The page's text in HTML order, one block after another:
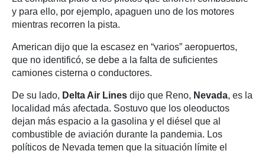
y para ello, por ejemplo, apaguen uno de los motores
mientras recorren la pista.
American dijo que la escasez en “varios” aeropuertos,
que no identificó, se debe a la falta de suficientes
camiones cisterna o conductores.
De su lado, Delta Air Lines dijo que Reno, Nevada, es la
localidad más afectada. Sostuvo que los oleoductos
dejan más espacio a la gasolina y el diésel que al
combustible de aviación durante la pandemia. Los
políticos de Nevada temen que la situación límite el